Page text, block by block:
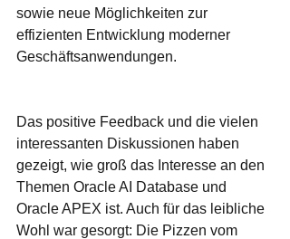
sowie neue Möglichkeiten zur
effizienten Entwicklung moderner
Geschäftsanwendungen.
Das positive Feedback und die vielen
interessanten Diskussionen haben
gezeigt, wie groß das Interesse an den
Themen Oracle AI Database und
Oracle APEX ist. Auch für das leibliche
Wohl war gesorgt: Die Pizzen vom